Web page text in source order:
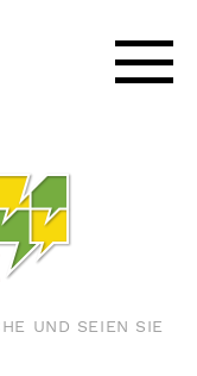
UND SEIEN SIE